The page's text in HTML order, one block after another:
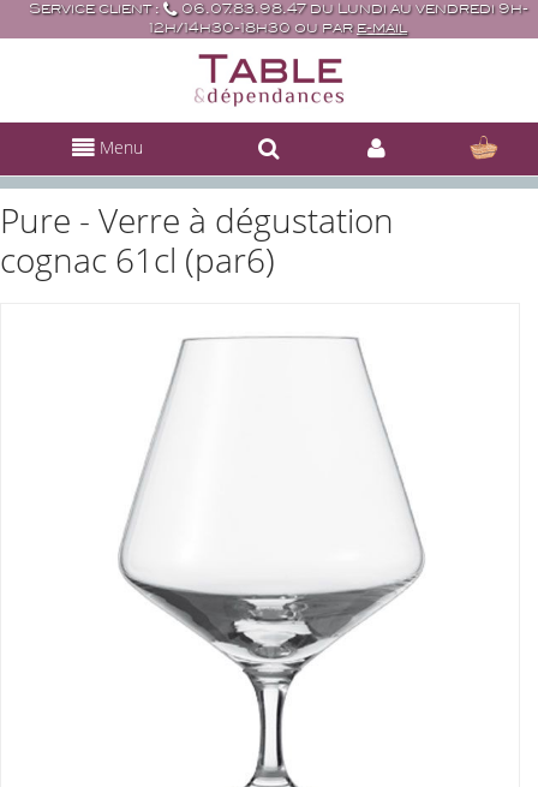
Service client :
06.07.83.98.47 du Lundi au vendredi 9h-
12h/14h30-18h30 ou par e-mail
Menu
Pure - Verre à dégustation
cognac 61cl (par6)